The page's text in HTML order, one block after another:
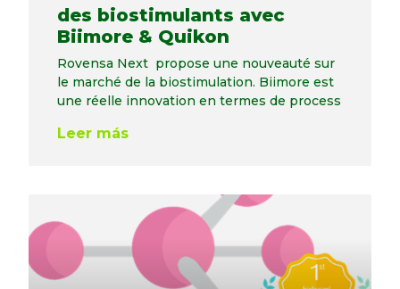
des biostimulants avec
Biimore & Quikon
Rovensa Next propose une nouveauté sur
le marché de la biostimulation. Biimore est
une réelle innovation en termes de process
Leer más